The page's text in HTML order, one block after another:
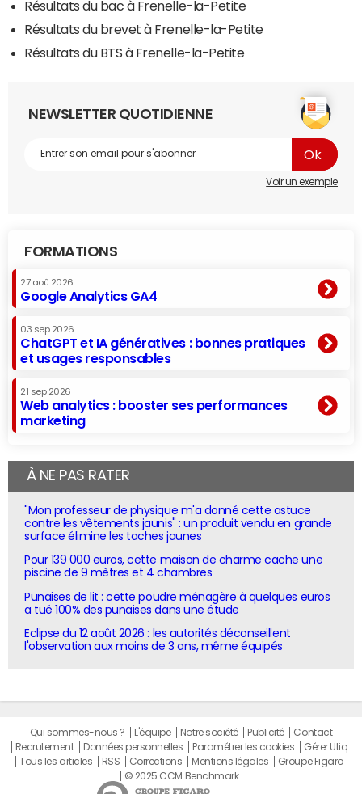
Résultats du bac à Frenelle-la-Petite
Résultats du brevet à Frenelle-la-Petite
Résultats du BTS à Frenelle-la-Petite
NEWSLETTER QUOTIDIENNE
Voir un exemple
FORMATIONS
27 aoû 2026
Google Analytics GA4
03 sep 2026
ChatGPT et IA génératives : bonnes pratiques
et usages responsables
21 sep 2026
Web analytics : booster ses performances
marketing
À NE PAS RATER
"Mon professeur de physique m'a donné cette astuce
contre les vêtements jaunis" : un produit vendu en grande
surface élimine les taches jaunes
Pour 139 000 euros, cette maison de charme cache une
piscine de 9 mètres et 4 chambres
Punaises de lit : cette poudre ménagère à quelques euros
a tué 100% des punaises dans une étude
Eclipse du 12 août 2026 : les autorités déconseillent
l'observation aux moins de 3 ans, même équipés
Qui sommes-nous ? L'équipe Notre société Publicité
Contact
Recrutement
Données personnelles Paramétrer les cookies
Gérer Utiq
Tous les articles
RSS Corrections Mentions légales
Groupe Figaro
© 2025 CCM Benchmark